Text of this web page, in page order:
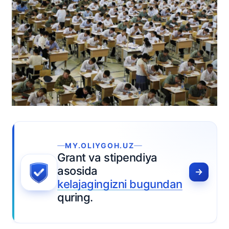
MY.OLIYGOH.UZ
Grant va stipendiya
asosida
kelajagingizni bugundan
quring.